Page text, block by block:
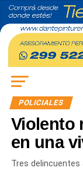
POLICIALES
Violento
en una
Tres